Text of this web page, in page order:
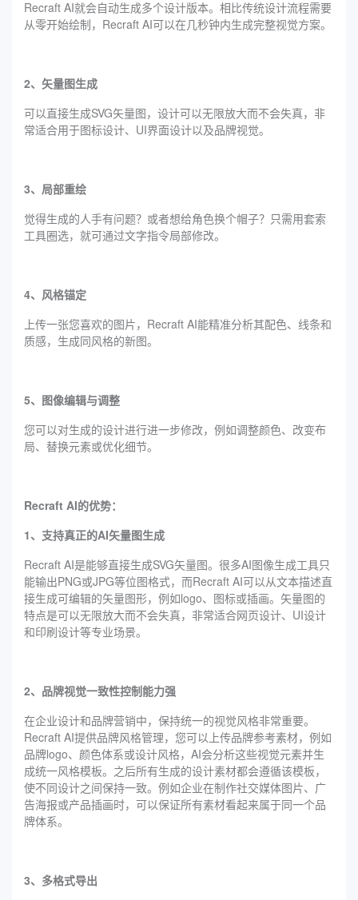
Recraft AI就会自动生成多个设计版本。相比传统设计流程需要
从零开始绘制，Recraft AI可以在几秒钟内生成完整视觉方案。
2、矢量图生成
可以直接生成SVG矢量图，设计可以无限放大而不会失真，非
常适合用于图标设计、UI界面设计以及品牌视觉。
3、局部重绘
觉得生成的人手有问题？或者想给角色换个帽子？只需用套索
工具圈选，就可通过文字指令局部修改。
4、风格锚定
上传一张您喜欢的图片，Recraft AI能精准分析其配色、线条和
质感，生成同风格的新图。
5、图像编辑与调整
您可以对生成的设计进行进一步修改，例如调整颜色、改变布
局、替换元素或优化细节。
Recraft AI的优势：
1、支持真正的AI矢量图生成
Recraft AI是能够直接生成SVG矢量图。很多AI图像生成工具只
能输出PNG或JPG等位图格式，而Recraft AI可以从文本描述直
接生成可编辑的矢量图形，例如logo、图标或插画。矢量图的
特点是可以无限放大而不会失真，非常适合网页设计、UI设计
和印刷设计等专业场景。
2、品牌视觉一致性控制能力强
在企业设计和品牌营销中，保持统一的视觉风格非常重要。
Recraft AI提供品牌风格管理，您可以上传品牌参考素材，例如
品牌logo、颜色体系或设计风格，AI会分析这些视觉元素并生
成统一风格模板。之后所有生成的设计素材都会遵循该模板，
使不同设计之间保持一致。例如企业在制作社交媒体图片、广
告海报或产品插画时，可以保证所有素材看起来属于同一个品
牌体系。
3、多格式导出